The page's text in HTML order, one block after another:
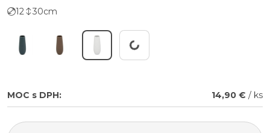
12 30cm
Working...
MOC s DPH: 14,90 € / ks